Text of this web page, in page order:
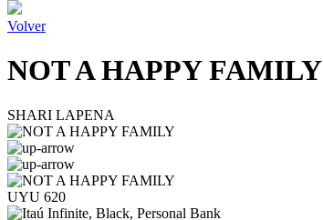
Volver
NOT A HAPPY FAMILY
SHARI LAPENA
UYU 620